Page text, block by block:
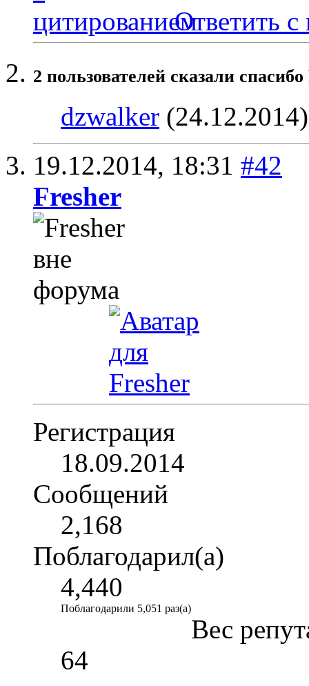
Ответить с
2 пользователей сказали
dzwalker
19.12.2014, 18:31 #42
Fresher
Регистрация
18.09.2014
Сообщений
2,168
Поблагодарил(а)
4,440
Поблагодарили 5,051 раз(а)
Вес
64